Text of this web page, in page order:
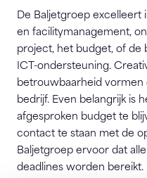
De Baljetgroep
en facilitymanagement,
project, het budget, of de
ICT-ondersteuning.
betrouwbaarheid
bedrijf. Even belangrijk is
afgesproken budget te
contact te staan met de
Baljetgroep ervoor dat
deadlines worden bereikt.